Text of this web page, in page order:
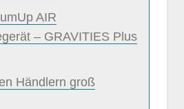
AIR
– GRAVITIES Plus
Händlern groß